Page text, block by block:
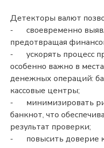
Детекторы валют
-
своевременно
предотвращая
-
ускорять процесс
особенно важно в
денежных операций:
кассовые центры;
-
минимизировать
банкнот, что
результат проверки;
-
повысить доверие